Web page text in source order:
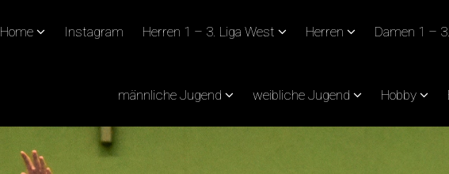
Home Instagram Herren 1 – 3. Liga West Herren Damen 1 –
männliche Jugend weibliche Jugend Hobby